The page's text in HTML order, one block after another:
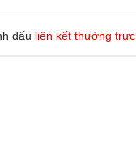
dấu liên kết thường trực